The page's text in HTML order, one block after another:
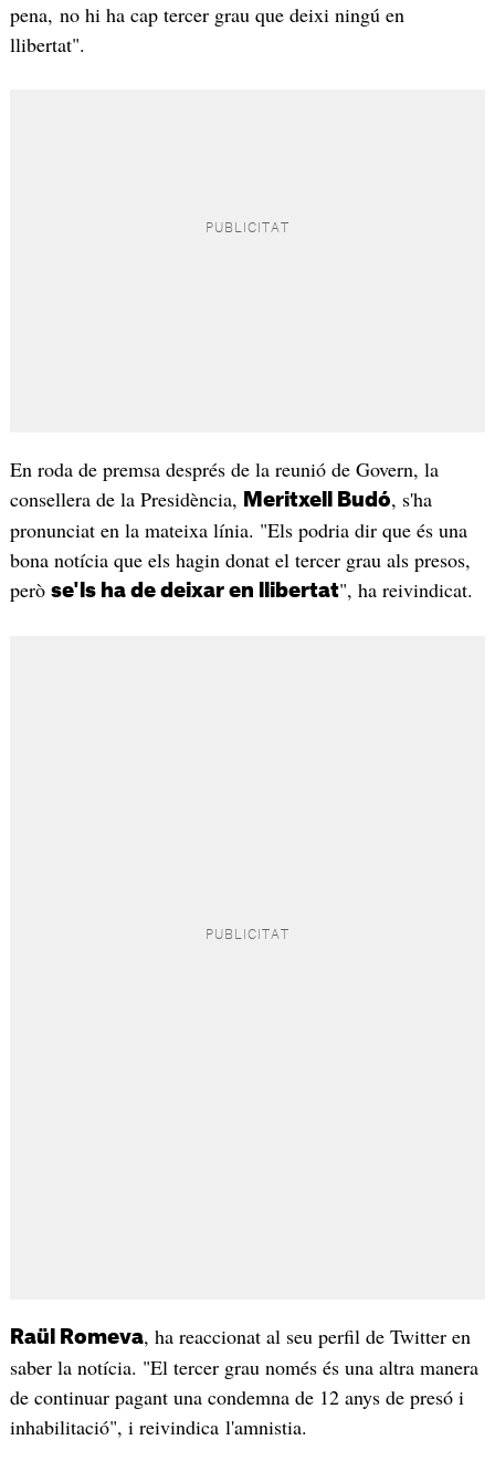
pena, no hi ha cap tercer grau que deixi ningú en
llibertat".
En roda de premsa després de la reunió de Govern, la
consellera de la Presidència, Meritxell Budó, s'ha
pronunciat en la mateixa línia. "Els podria dir que és una
bona notícia que els hagin donat el tercer grau als presos,
però se'ls ha de deixar en llibertat", ha reivindicat.
Raül Romeva, ha reaccionat al seu perfil de Twitter en
saber la notícia. "El tercer grau només és una altra manera
de continuar pagant una condemna de 12 anys de presó i
inhabilitació", i reivindica l'amnistia.